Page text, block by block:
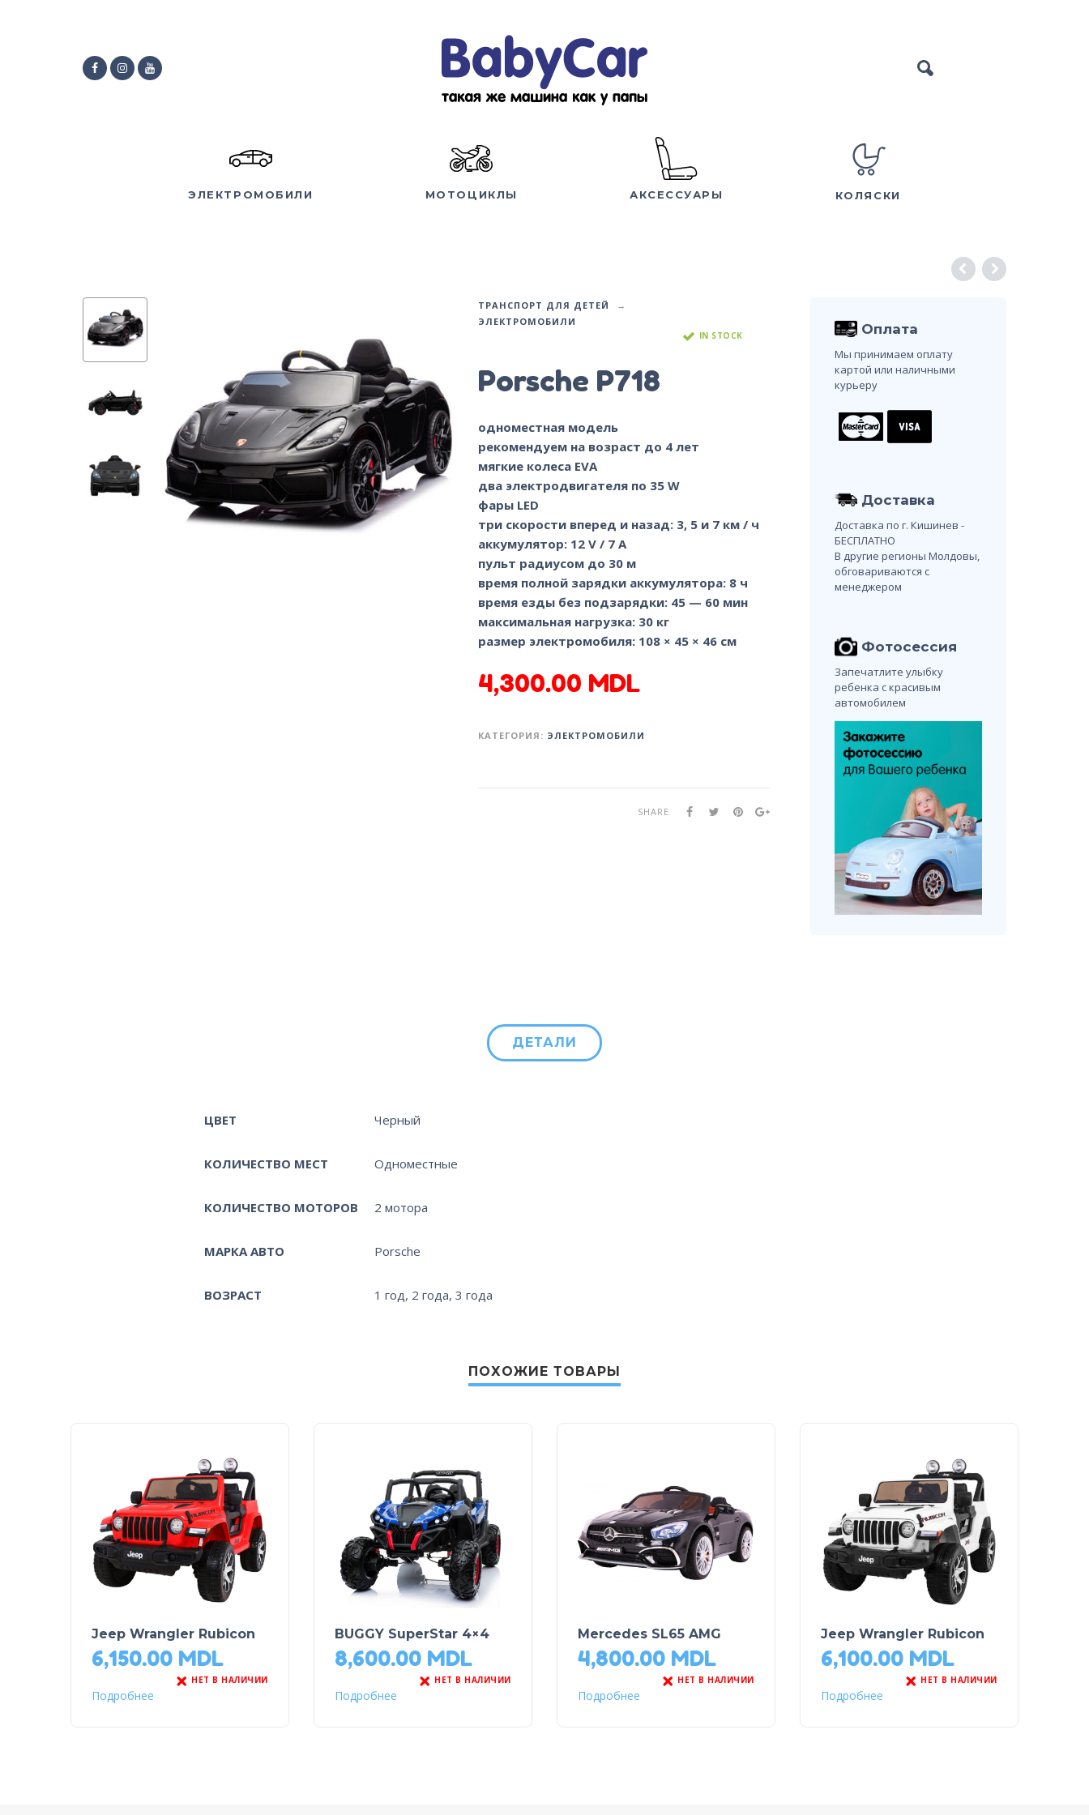
ЭЛЕКТРОМОБИЛИ МОТОЦИКЛЫ АКСЕССУАРЫ КОЛЯСКИ
ТРАНСПОРТ ДЛЯ ДЕТЕЙ
ЭЛЕКТРОМОБИЛИ
IN STOCK
Porsche P718
одноместная модель
рекомендуем на возраст до 4 лет
мягкие колеса EVA
два электродвигателя по 35 W
фары LED
три скорости вперед и назад: 3, 5 и 7 км / ч
аккумулятор: 12 V / 7 A
пульт радиусом до 30 м
время полной зарядки аккумулятора: 8 ч
время езды без подзарядки: 45 — 60 мин
максимальная нагрузка: 30 кг
размер электромобиля: 108 × 45 × 46 см
4,300.00 MDL
КАТЕГОРИЯ: ЭЛЕКТРОМОБИЛИ
SHARE
Оплата
Мы принимаем оплату
картой или наличными
курьеру
Доставка
Доставка по г. Кишинев -
БЕСПЛАТНО
В другие регионы Молдовы,
обговариваются с
менеджером
Фотосессия
Запечатлите улыбку
ребенка с красивым
автомобилем
ДЕТАЛИ
ЦВЕТ Черный
КОЛИЧЕСТВО МЕСТ Одноместные
КОЛИЧЕСТВО МОТОРОВ 2 мотора
МАРКА АВТО Porsche
ВОЗРАСТ 1 год, 2 года, 3 года
ПОХОЖИЕ ТОВАРЫ
Jeep Wrangler Rubicon
6,150.00 MDL
НЕТ В НАЛИЧИИ
Подробнее
BUGGY SuperStar 4×4
8,600.00 MDL
НЕТ В НАЛИЧИИ
Подробнее
Mercedes SL65 AMG
4,800.00 MDL
НЕТ В НАЛИЧИИ
Подробнее
Jeep Wrangler Rubicon
6,100.00 MDL
НЕТ В НАЛИЧИИ
Подробнее